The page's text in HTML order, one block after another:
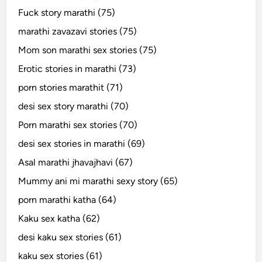
Fuck story marathi (75)
marathi zavazavi stories (75)
Mom son marathi sex stories (75)
Erotic stories in marathi (73)
porn stories marathit (71)
desi sex story marathi (70)
Porn marathi sex stories (70)
desi sex stories in marathi (69)
Asal marathi jhavajhavi (67)
Mummy ani mi marathi sexy story (65)
porn marathi katha (64)
Kaku sex katha (62)
desi kaku sex stories (61)
kaku sex stories (61)